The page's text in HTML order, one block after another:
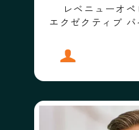
レベニューオ
エクゼクティブ